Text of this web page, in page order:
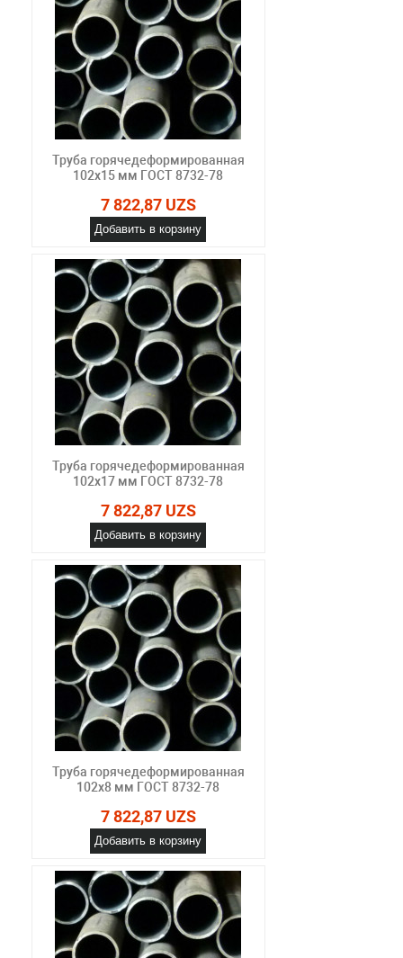
Труба горячедеформированная
102х15 мм ГОСТ 8732-78
7 822,87 UZS
Добавить в корзину
Труба горячедеформированная
102х17 мм ГОСТ 8732-78
7 822,87 UZS
Добавить в корзину
Труба горячедеформированная
102х8 мм ГОСТ 8732-78
7 822,87 UZS
Добавить в корзину